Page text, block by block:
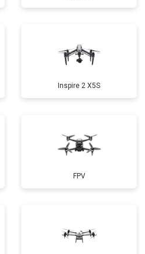
Inspire 2 X5S
FPV